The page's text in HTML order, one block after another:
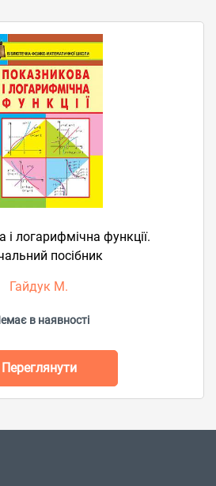
і логарифмічна функції.
посібник
Гайдук М.
в наявності
Переглянути